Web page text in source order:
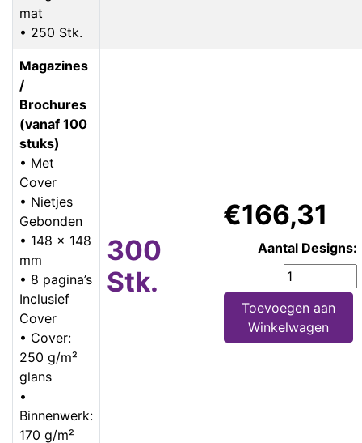
mat
• 250 Stk.
Magazines
/
Brochures
(vanaf 100
stuks)
• Met
Cover
• Nietjes
Gebonden
• 148 x 148
mm
• 8 pagina’s
Inclusief
Cover
• Cover:
250 g/m²
glans
•
Binnenwerk:
170 g/m²
300
Stk.
€166,31
Aantal Designs:
Toevoegen aan
Winkelwagen